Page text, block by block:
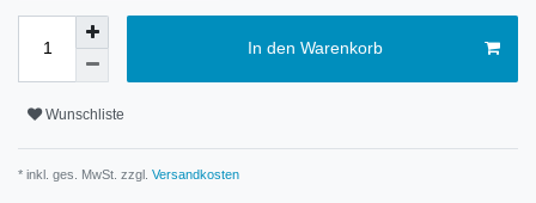
In den Warenkorb
Wunschliste
* inkl. ges. MwSt. zzgl. Versandkosten